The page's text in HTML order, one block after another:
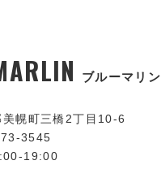
ブルーマリン
美幌町三橋2丁目10-6
3545
19:00